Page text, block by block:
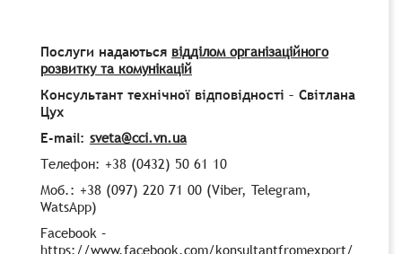
Послуги надаються відділом організаційного
розвитку та комунікацій
Консультант технічної відповідності – Світлана
Цух
E-mail: sveta@cci.vn.ua
Телефон: +38 (0432) 50 61 10
Моб.: +38 (097) 220 71 00 (Viber, Telegram,
WatsApp)
Facebook –
https://www.facebook.com/konsultantfromexport/